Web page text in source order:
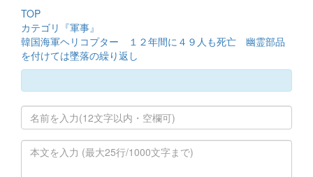
TOP
カテゴリ『軍事』
韓国海軍ヘリコプター １２年間に４９人も死亡 幽霊部品
を付けては墜落の繰り返し